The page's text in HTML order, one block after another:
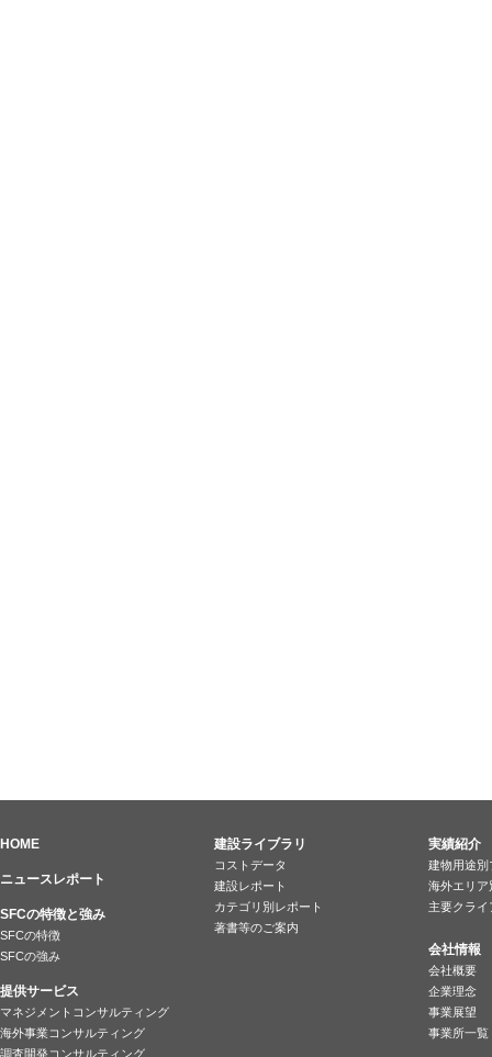
HOME
ニュースレポート
SFCの特徴と強み
SFCの特徴
SFCの強み
提供サービス
マネジメントコンサルティング
海外事業コンサルティング
調査開発コンサルティング
建設ライブラリ
コストデータ
建設レポート
カテゴリ別レポート
著書等のご案内
実績紹介
建物用途別
海外エリア
主要クラ
会社情報
会社概要
企業理念
事業展望
事業所一覧